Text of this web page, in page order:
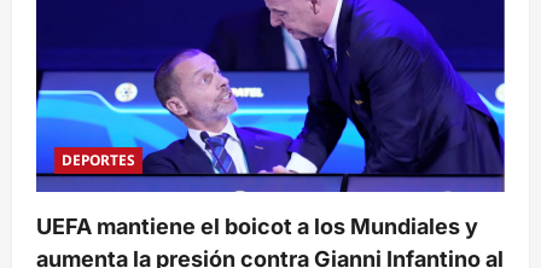
DEPORTES
UEFA mantiene el boicot a los Mundiales y
aumenta la presión contra Gianni Infantino al